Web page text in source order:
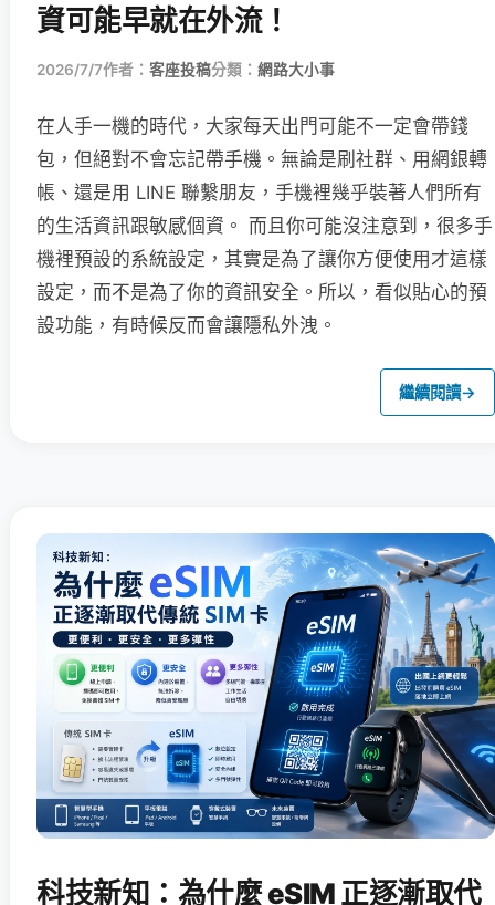
資可能早就在外流！
2026/7/7作者： 客座投稿分類： 網路大小事
在人手一機的時代，大家每天出門可能不一定會帶錢
包，但絕對不會忘記帶手機。無論是刷社群、用網銀轉
帳、還是用 LINE 聯繫朋友，手機裡幾乎裝著人們所有
的生活資訊跟敏感個資。 而且你可能沒注意到，很多手
機裡預設的系統設定，其實是為了讓你方便使用才這樣
設定，而不是為了你的資訊安全。所以，看似貼心的預
設功能，有時候反而會讓隱私外洩。
繼續閱讀→
科技新知：為什麼 eSIM 正逐漸取代